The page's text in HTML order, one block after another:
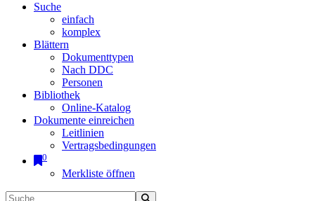
Suche
einfach
komplex
Blättern
Dokumenttypen
Nach DDC
Personen
Bibliothek
Online-Katalog
Dokumente einreichen
Leitlinien
Vertragsbedingungen
0
Merkliste öffnen